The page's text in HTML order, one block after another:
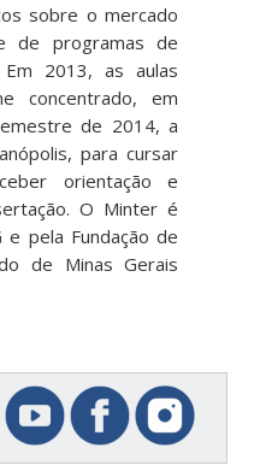
sobre o mercado
de programas de
2013, as aulas
concentrado, em
de 2014, a
para cursar
orientação e
O Minter é
pela Fundação de
de Minas Gerais